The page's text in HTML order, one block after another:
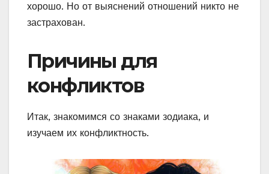
хорошо. Но от выяснений отношений никто не
застрахован.
Причины для
конфликтов
Итак, знакомимся со знаками зодиака, и
изучаем их конфликтность.